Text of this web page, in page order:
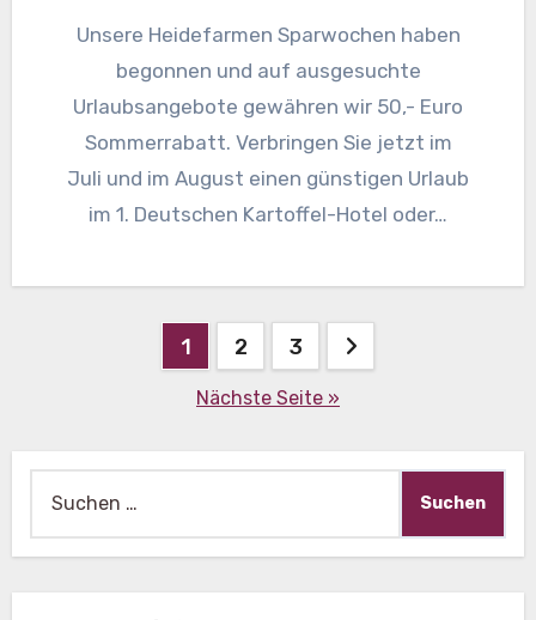
Unsere Heidefarmen Sparwochen haben
begonnen und auf ausgesuchte
Urlaubsangebote gewähren wir 50,- Euro
Sommerrabatt. Verbringen Sie jetzt im
Juli und im August einen günstigen Urlaub
im 1. Deutschen Kartoffel-Hotel oder…
Beitragsnavigation
1 2 3
Nächste Seite »
nach: